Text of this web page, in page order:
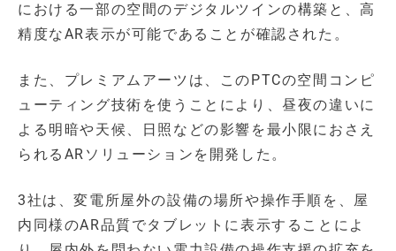
における一部の空間のデジタルツインの構築と、高
精度なAR表示が可能であることが確認された。
また、プレミアムアーツは、このPTCの空間コンピ
ューティング技術を使うことにより、昼夜の違いに
よる明暗や天候、日照などの影響を最小限におさえ
られるARソリューションを開発した。
3社は、変電所屋外の設備の場所や操作手順を、屋
内同様のAR品質でタブレットに表示することによ